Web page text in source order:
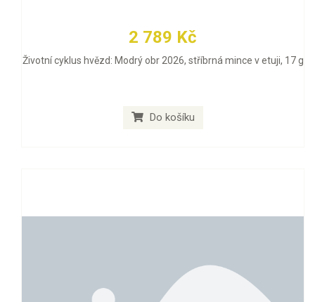
2 789 Kč
Životní cyklus hvězd: Modrý obr 2026, stříbrná mince v etuji, 17 g
Do košíku